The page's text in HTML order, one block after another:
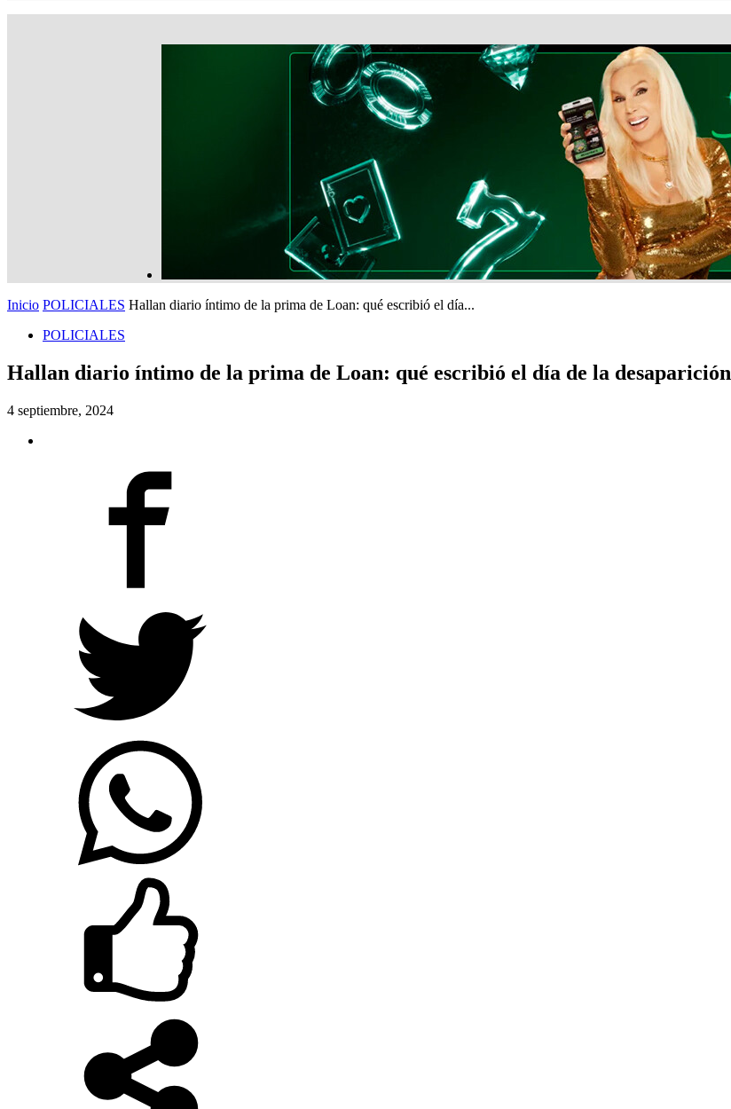
Inicio POLICIALES Hallan diario íntimo de la prima de Loan: qué escribió el día...
POLICIALES
Hallan diario íntimo de la prima de Loan: qué escribió el día de la desaparición
4 septiembre, 2024